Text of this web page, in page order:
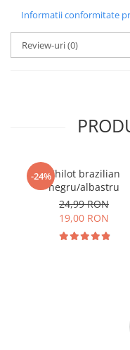
Informatii conformitate
Review-uri(0)
-24%Chilot brazilian
negru/albastru
24,99 RON
19,00 RON